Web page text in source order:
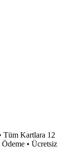
Tüm Kartlara 12
• Ücretsiz